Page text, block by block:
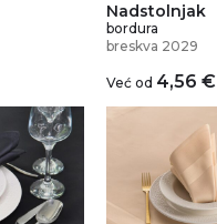
Nadstolnjak
bordura
breskva 2029
Već od 4,56 €